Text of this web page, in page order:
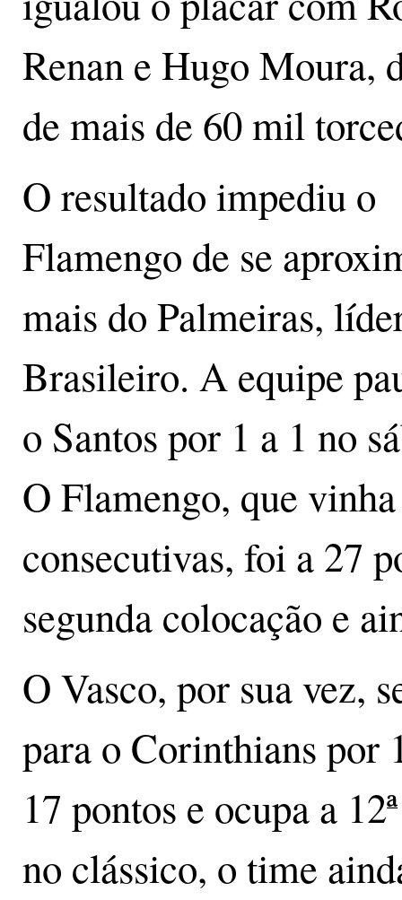
Renan e Hugo Moura,
de mais de 60 mil
O resultado impediu o
Flamengo de se
mais do Palmeiras,
Brasileiro. A equipe
o Santos por 1 a 1 no
O Flamengo, que
consecutivas, foi a 27
segunda colocação e
O Vasco, por sua vez,
para o Corinthians por
17 pontos e ocupa a
no clássico, o time